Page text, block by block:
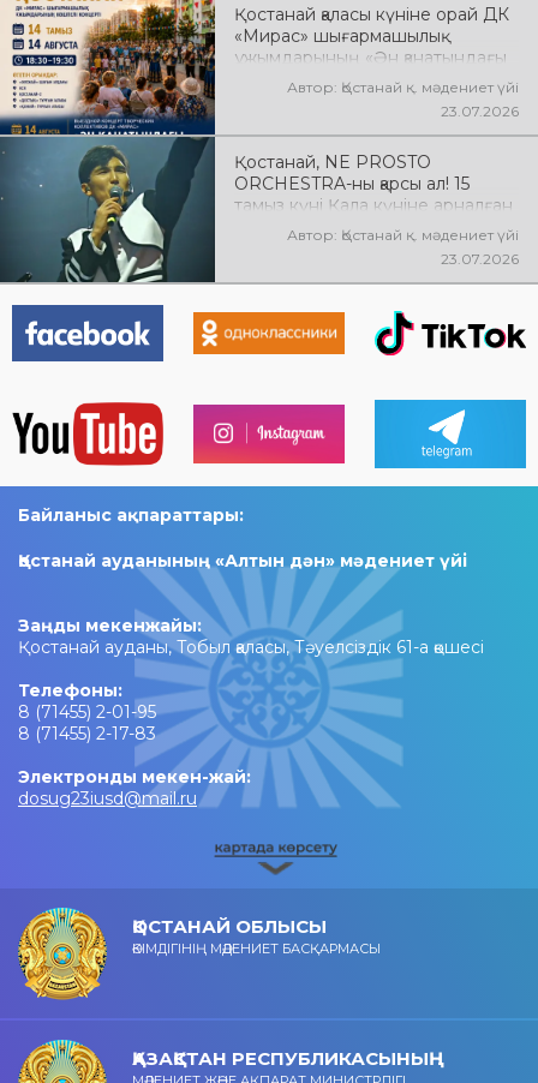
Қостанай қаласы күніне орай ДК
«Мирас» шығармашылық
ұжымдарының «Ән қанатындағы
Қостанай» көшпелі концерті
өтеді! Баршаңызды мерекелік
Автор: Қостанай қ. мәдениет үйі
23.07.2026
Қостанай, NE PROSTO
ORCHESTRA-ны қарсы ал! 15
тамыз күні Қала күніне арналған
мерекелік концертте NE
PROSTO ORCHESTRA өнер
көрсетеді! @ne_prosto_orchestra
Автор: Қостанай қ. мәдениет үйі
23.07.2026
Байланыс ақпараттары:
Қостанай ауданының «Алтын дән» мәдениет үйі
Заңды мекенжайы:
Қостанай ауданы, Тобыл қаласы, Тәуелсіздік 61-а қөшесі
Телефоны:
8 (71455) 2-01-95
8 (71455) 2-17-83
Электронды мекен-жай:
dosug23iusd@mail.ru
ҚОСТАНАЙ ОБЛЫСЫ
ӘКІМДІГІНІҢ МӘДЕНИЕТ БАСҚАРМАСЫ
ҚАЗАҚСТАН РЕСПУБЛИКАСЫНЫҢ